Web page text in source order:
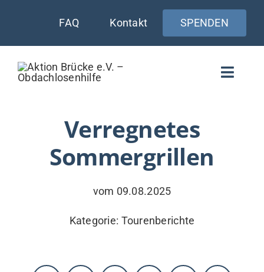
springen
FAQ Kontakt SPENDEN
Toggle
AKTUELLES
Verregnetes
Sommergrillen
vom 09.08.2025
Kategorie: Tourenberichte